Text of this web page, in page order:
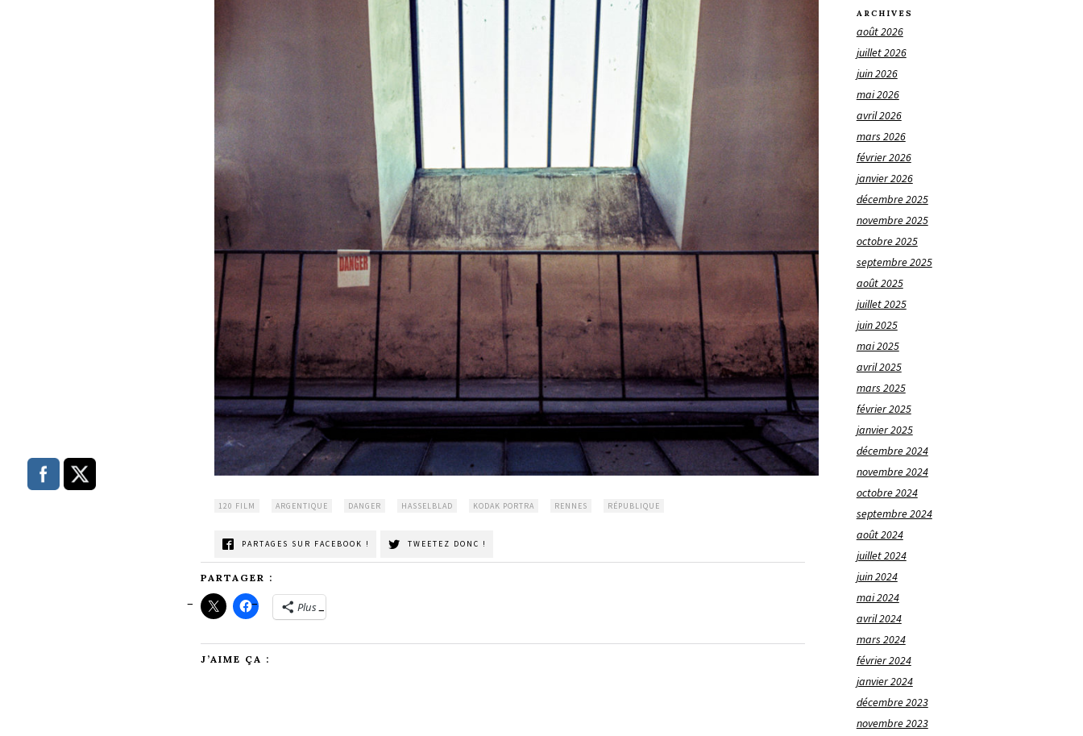
120 FILM ARGENTIQUE DANGER HASSELBLAD KODAK PORTRA RENNES RÉPUBLIQUE
PARTAGES SUR FACEBOOK ! TWEETEZ DONC !
PARTAGER :
Plus
J’AIME ÇA :
ARCHIVES
août 2026
juillet 2026
juin 2026
mai 2026
avril 2026
mars 2026
février 2026
janvier 2026
décembre 2025
novembre 2025
octobre 2025
septembre 2025
août 2025
juillet 2025
juin 2025
mai 2025
avril 2025
mars 2025
février 2025
janvier 2025
décembre 2024
novembre 2024
octobre 2024
septembre 2024
août 2024
juillet 2024
juin 2024
mai 2024
avril 2024
mars 2024
février 2024
janvier 2024
décembre 2023
novembre 2023